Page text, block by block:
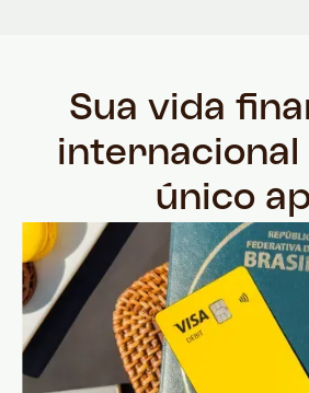
Sua vida
internacional
único